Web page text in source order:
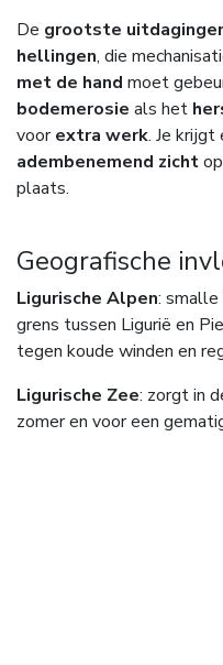
De grootste
hellingen, die
met de hand moet
bodemerosie als het
voorextra werk. Je
adembenemend zicht
plaats.
Geografische
Ligurische Alpen:
grens tussen Ligurië en
tegen koude winden en
Ligurische Zee: zorgt in
zomer en voor een